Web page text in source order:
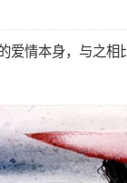
爱情本身，与之